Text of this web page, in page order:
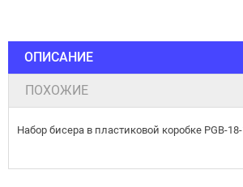
ОПИСАНИЕ
ПОХОЖИЕ
Набор бисера в пластиковой коробке PGB-